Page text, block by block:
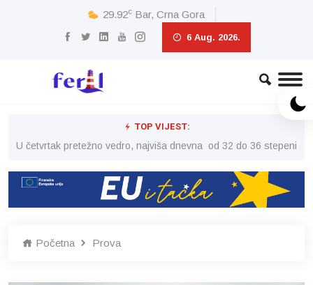
29.92c Bar, Crna Gora
6 Aug. 2026.
TOP VIJEST:
U četvrtak pretežno vedro, najviša dnevna od 32 do 36 stepeni
Početna Prova